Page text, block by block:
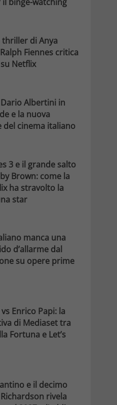
thriller di Anya
Fiennes critica
Netflix
Albertini in
e la nuova
del cinema italiano
3 e il grande salto
Brown: come la
ha stravolto la
star
manca una
d’allarme dal
su opere prime
Enrico Papi: la
di Mediaset tra
Fortuna e Let’s
e il decimo
rivela